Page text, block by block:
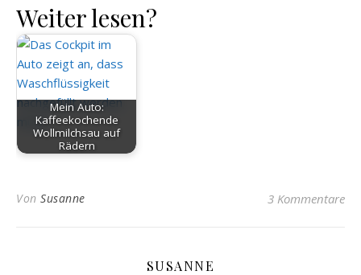
Weiter lesen?
Mein Auto:
Kaffeekochende
Wollmilchsau auf
Rädern
Von Susanne 3 Kommentare
SUSANNE